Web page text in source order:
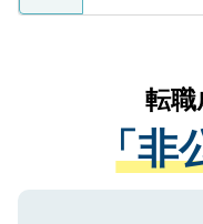
ているすべ
は、個人情
管理基準を
る、プライ
かがいして
経験をまじ
させていた
ない方には
ので、まず
転
「非